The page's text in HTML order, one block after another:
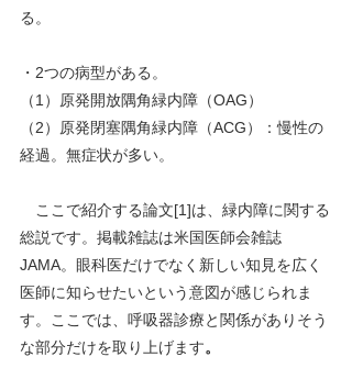
る。
・2つの病型がある。
（1）原発開放隅角緑内障（OAG）
（2）原発閉塞隅角緑内障（ACG）：慢性の
経過。無症状が多い。
ここで紹介する論文[1]は、緑内障に関する
総説です。掲載雑誌は米国医師会雑誌
JAMA。眼科医だけでなく新しい知見を広く
医師に知らせたいという意図が感じられま
す。ここでは、呼吸器診療と関係がありそう
な部分だけを取り上げます。